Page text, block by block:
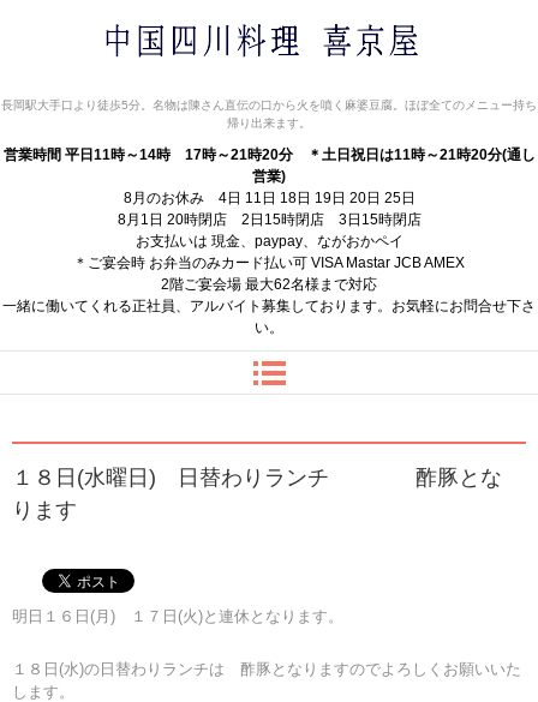
長岡駅大手口より徒歩5分。名物は陳さん直伝の口から火を噴く麻婆豆腐。ほぼ全てのメニュー持ち
帰り出来ます。
営業時間 平日11時～14時 17時～21時20分
＊土日祝日は11時～21時20分(通し
営業)
8月のお休み 4日 11日 18日 19日 20日 25日
8月1日 20時閉店 2日15時閉店 3日15時閉店
お支払いは 現金、paypay、ながおかペイ
＊ご宴会時 お弁当のみカード払い可 VISA Mastar JCB AMEX
2階ご宴会場 最大62名様まで対応
一緒に働いてくれる正社員、アルバイト募集しております。お気軽にお問合せ下さ
い。
１８日(水曜日) 日替わりランチ 酢豚とな
ります
明日１６日(月) １７日(火)と連休となります。
１８日(水)の日替わりランチは 酢豚となりますのでよろしくお願いいた
します。